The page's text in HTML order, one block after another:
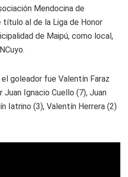
Mendocina de
título al de la Liga de Honor
de Maipú, como local,
goleador fue Valentín Faraz
Ignacio Cuello (7), Juan
Iatrino (3), Valentín Herrera (2)